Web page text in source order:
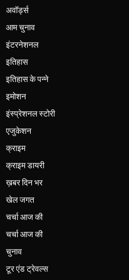
अवॉर्ड्स
आम चुनाव
इंटरनेशनल
इतिहास
इतिहास के पन्ने
इमोशन
इंस्प्रेशनल स्टोरी
एजुकेशन
क्राइम
क्राइम डायरी
ख़बर दिन भर
खेल जगत
चर्चा आज की
चर्चा आज की
चुनाव
टूर एंड ट्रेवल्स